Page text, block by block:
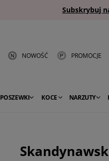
Subskrybuj
NOWOŚĆ
PROMOCJE
POSZEWKI KOCE NARZUTY